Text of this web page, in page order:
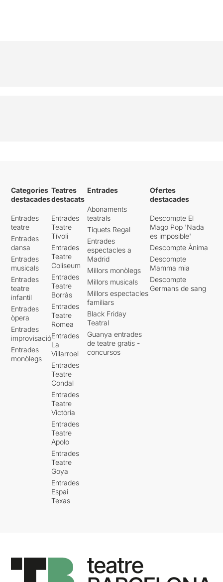
Categories
destacades
Entrades
teatre
Entrades
dansa
Entrades
musicals
Entrades
teatre
infantil
Entrades
òpera
Entrades
improvisació
Entrades
monòlegs
Teatres
destacats
Entrades
Teatre
Tívoli
Entrades
Teatre
Coliseum
Entrades
Teatre
Borràs
Entrades
Teatre
Romea
Entrades
La
Villarroel
Entrades
Teatre
Condal
Entrades
Teatre
Victòria
Entrades
Teatre
Apolo
Entrades
Teatre
Goya
Entrades
Espai
Texas
Entrades
Abonaments
teatrals
Tiquets Regal
Entrades
espectacles a
Madrid
Millors monòlegs
Millors musicals
Millors espectacles
familiars
Black Friday
Teatral
Guanya entrades
de teatre gratis -
concursos
Ofertes
destacades
Descompte El
Mago Pop 'Nada
es imposible'
Descompte Ànima
Descompte
Mamma mia
Descompte
Germans de sang